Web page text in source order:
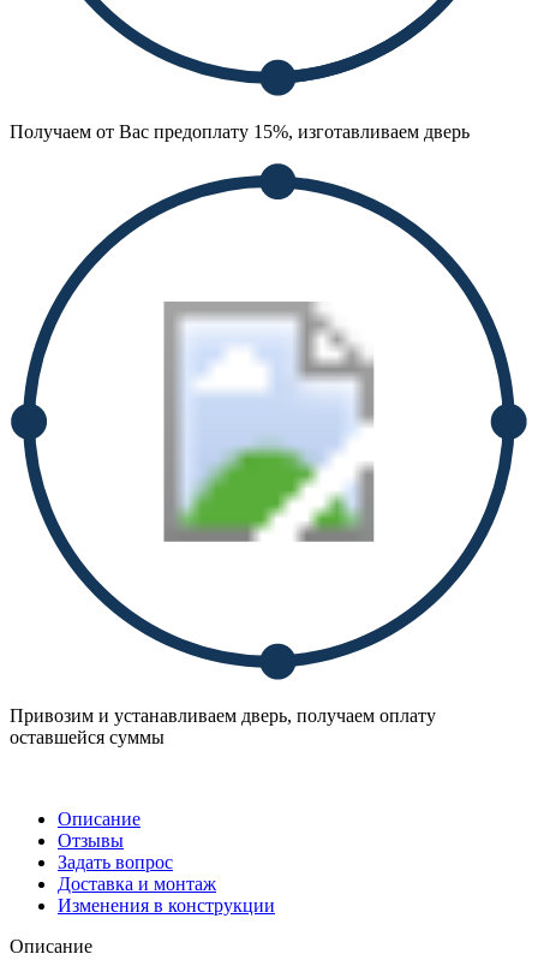
Получаем от Вас предоплату 15%, изготавливаем дверь
Привозим и устанавливаем дверь, получаем оплату
оставшейся суммы
Описание
Отзывы
Задать вопрос
Доставка и монтаж
Изменения в конструкции
Описание